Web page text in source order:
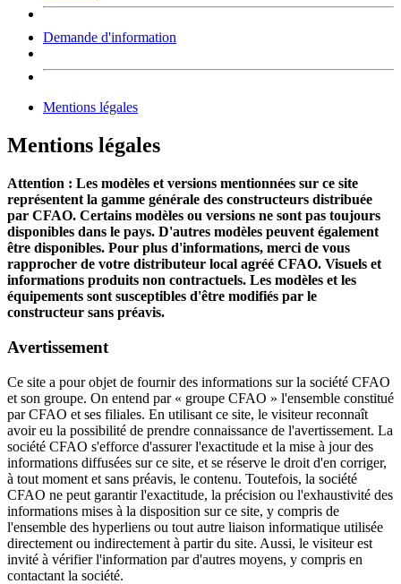
Demande d'information
Mentions légales
Mentions légales
Attention : Les modèles et versions mentionnées sur ce site
représentent la gamme générale des constructeurs distribuée
par CFAO. Certains modèles ou versions ne sont pas toujours
disponibles dans le pays. D'autres modèles peuvent également
être disponibles. Pour plus d'informations, merci de vous
rapprocher de votre distributeur local agréé CFAO. Visuels et
informations produits non contractuels. Les modèles et les
équipements sont susceptibles d'être modifiés par le
constructeur sans préavis.
Avertissement
Ce site a pour objet de fournir des informations sur la société CFAO
et son groupe. On entend par « groupe CFAO » l'ensemble constitué
par CFAO et ses filiales. En utilisant ce site, le visiteur reconnaît
avoir eu la possibilité de prendre connaissance de l'avertissement. La
société CFAO s'efforce d'assurer l'exactitude et la mise à jour des
informations diffusées sur ce site, et se réserve le droit d'en corriger,
à tout moment et sans préavis, le contenu. Toutefois, la société
CFAO ne peut garantir l'exactitude, la précision ou l'exhaustivité des
informations mises à la disposition sur ce site, y compris de
l'ensemble des hyperliens ou tout autre liaison informatique utilisée
directement ou indirectement à partir du site. Aussi, le visiteur est
invité à vérifier l'information par d'autres moyens, y compris en
contactant la société.